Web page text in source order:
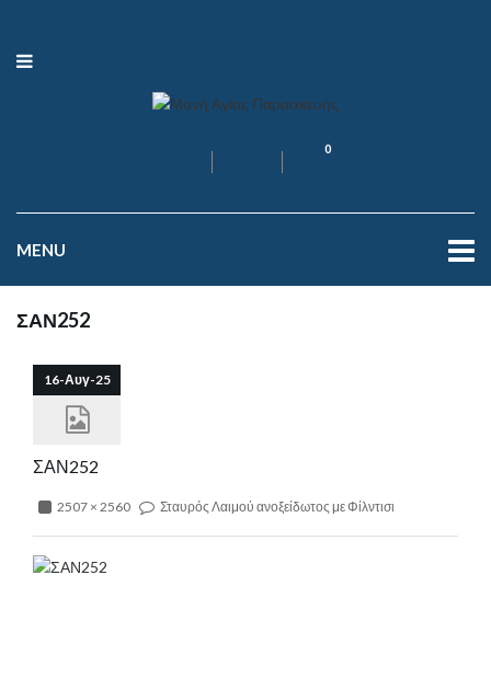
0
MENU
ΣΑΝ252
16-Αυγ-25
ΣΑΝ252
2507 × 2560 Σταυρός Λαιμού ανοξείδωτος με Φίλντισι